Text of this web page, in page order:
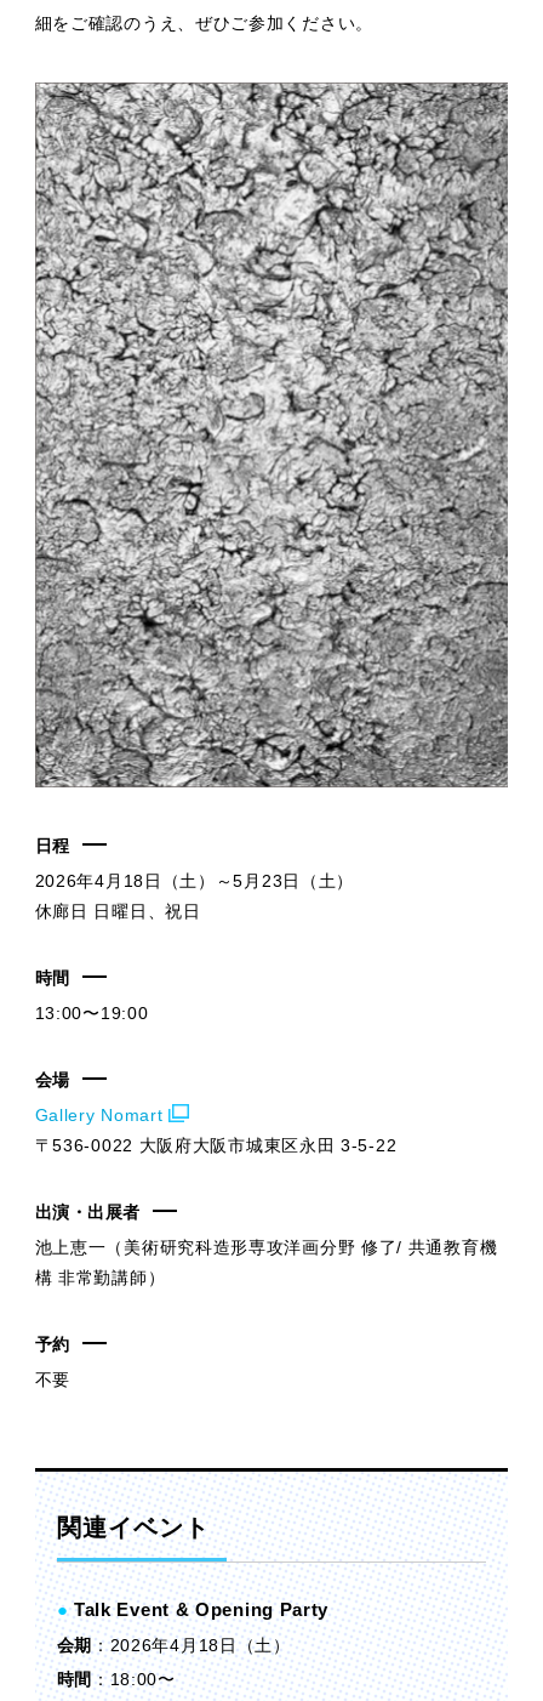
細をご確認のうえ、ぜひご参加ください。
日程
2026年4月18日（土）～5月23日（土）
休廊日 日曜日、祝日
時間
13:00〜19:00
会場
Gallery Nomart
〒536-0022 大阪府大阪市城東区永田 3-5-22
出演・出展者
池上恵一（美術研究科造形専攻洋画分野 修了/ 共通教育機
構 非常勤講師）
予約
不要
関連イベント
●Talk Event & Opening Party
会期：2026年4月18日（土）
時間：18:00〜